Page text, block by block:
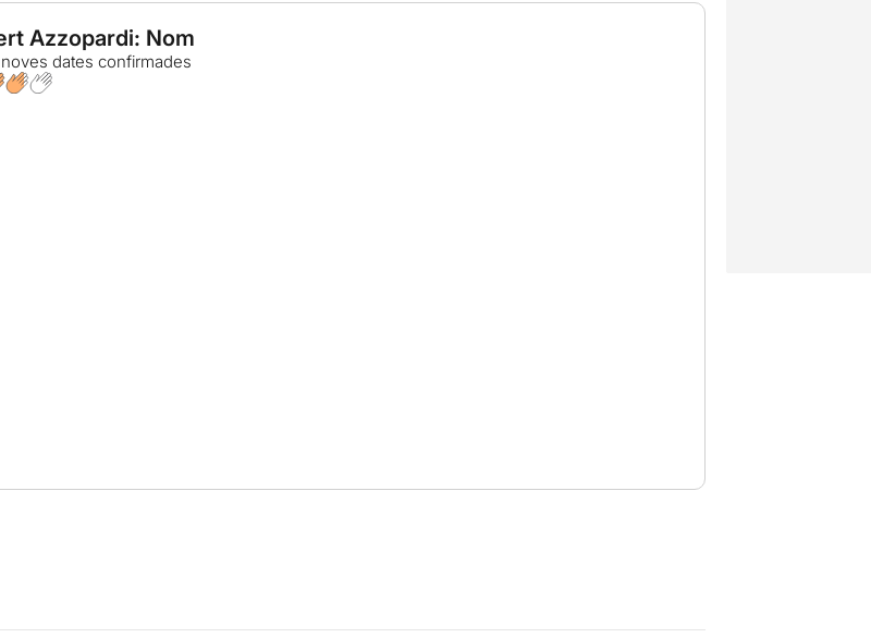
Azzopardi: Nom
dates confirmades